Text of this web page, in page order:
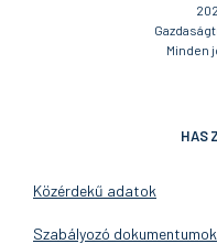
Minden
Közérdekű adatok
Szabályozó dokumentumok